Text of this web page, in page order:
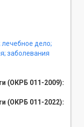
лечебное дело;
заболевания
(ОКРБ 011-2009):
(ОКРБ 011-2022):